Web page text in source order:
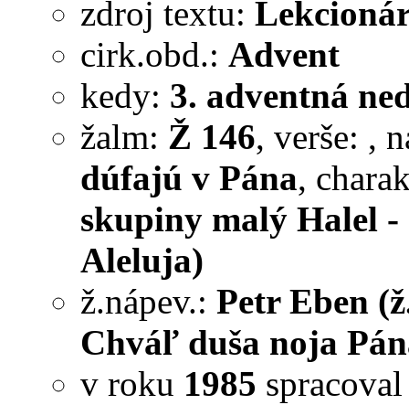
zdroj textu:
cirk.obd.: Advent
kedy: 3. adventná
žalm: Ž 146, verše: ,
dúfajú v Pána,
skupiny malý Halel
Aleluja)
ž.nápev.: Petr Eben
Chváľ duša noja
v roku 1985